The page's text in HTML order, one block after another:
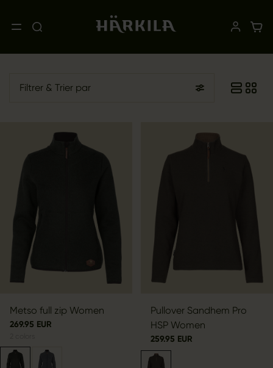
Filtrer & Trier par
Metso full zip Women
269.95 EUR
Pullover Sandhem Pro
HSP Women
259.95 EUR